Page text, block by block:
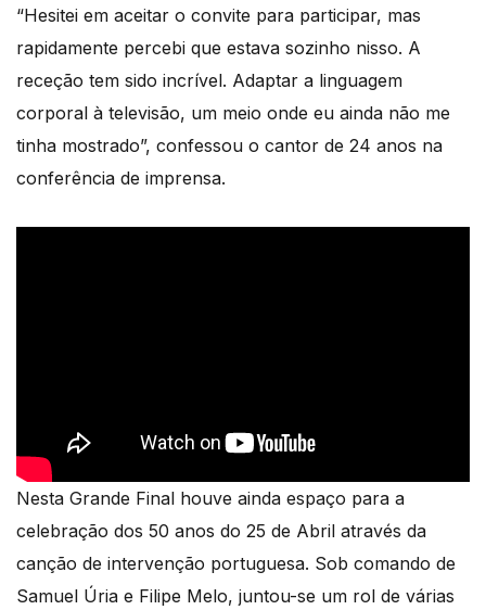
“Hesitei em aceitar o convite para participar, mas
rapidamente percebi que estava sozinho nisso. A
receção tem sido incrível. Adaptar a linguagem
corporal à televisão, um meio onde eu ainda não me
tinha mostrado”, confessou o cantor de 24 anos na
conferência de imprensa.
Nesta Grande Final houve ainda espaço para a
celebração dos 50 anos do 25 de Abril através da
canção de intervenção portuguesa. Sob comando de
Samuel Úria e Filipe Melo, juntou-se um rol de várias